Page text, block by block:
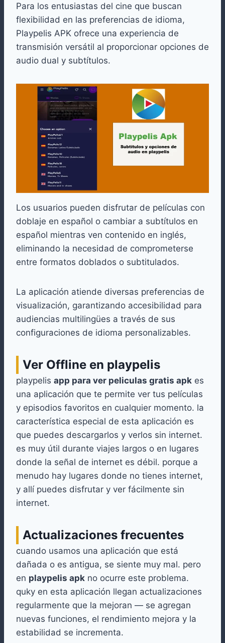
Para los entusiastas del cine que buscan
flexibilidad en las preferencias de idioma,
Playpelis APK ofrece una experiencia de
transmisión versátil al proporcionar opciones de
audio dual y subtítulos.
Los usuarios pueden disfrutar de películas con
doblaje en español o cambiar a subtítulos en
español mientras ven contenido en inglés,
eliminando la necesidad de comprometerse
entre formatos doblados o subtitulados.
La aplicación atiende diversas preferencias de
visualización, garantizando accesibilidad para
audiencias multilingües a través de sus
configuraciones de idioma personalizables.
Ver Offline en playpelis
playpelis app para ver peliculas gratis apk es
una aplicación que te permite ver tus películas
y episodios favoritos en cualquier momento. la
característica especial de esta aplicación es
que puedes descargarlos y verlos sin internet.
es muy útil durante viajes largos o en lugares
donde la señal de internet es débil. porque a
menudo hay lugares donde no tienes internet,
y allí puedes disfrutar y ver fácilmente sin
internet.
Actualizaciones frecuentes
cuando usamos una aplicación que está
dañada o es antigua, se siente muy mal. pero
en playpelis apk no ocurre este problema.
quky en esta aplicación llegan actualizaciones
regularmente que la mejoran — se agregan
nuevas funciones, el rendimiento mejora y la
estabilidad se incrementa.